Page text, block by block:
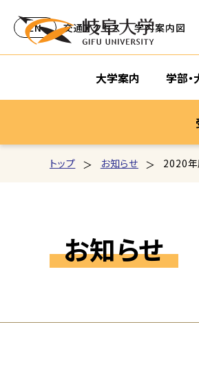
大学案内 学部
EN 交通アクセス 学内案内図
トップ お知らせ 2020
お知らせ